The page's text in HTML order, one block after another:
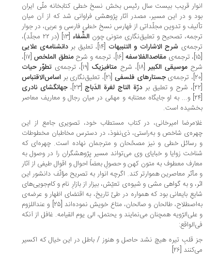
قریب بیست سال رئیس بخش نسخ خطی کتابخانه ملّی ایران
و در این مسیر، مصدر آثار پژوهشی فراوانی شد که از آن میان
و تدوین مجلّداتی از فهارس نسخ خطی فارسی و عربی، در جوار
تصحیح و تعلیق‌نگاری متونی چونالشِّفاء
[۱۳] (در ۲۲ مجلّد)،
شرح الاشارات و التنبیهات‌[۱۴]، تعلیق بر
دانشنامه‌ی علایی
مقاصدالفلاسفه[۱۶]، ترجمه و شرح منطق الملخص
[۱۷]،
موسیقی الکبیر[۱۸]، شرح متافیزیک[۱۹]، ترجمه‌ی
تطوّر حیات
جستارهای فلسفی[۲۱]، تعلیق‌نگاری بر
اساس‌الاقتباس
درّة التاج لغرة الدَباج [۲۳]،
جهانگشای نادری
[۲۴] و... به او جایگاه معتنابه و مهمّی در میان رجال و معاریف معاصر
است.
امیرخانی، در کتاب مستطاب خود، تصویری جامع از این
شاخص و به‌راستی، ذی‌نفوذ، در دسترس مخاطبان مخطوطات
رسائل خطی و نیز مصحّحان و مترجمان نهاده است. چهره‌ای که
زوایا و خبایای وی می‌تواند مسیر پژوهشگران را در وصول به
معطوف به متون کهن و حصولِ بعضاً احوال و اقوال طیفی از آثار
معاصرین هموارتر کند. اگرچه انوار به تصریح مؤلّف دانشور این
و به گواهی مشی و شیوه‌ی تعیّش، بیزار از بازارِ نام و کام‌جویی‌های
بایعانی بود که همواره در طیّ تاریخ، به اقتضای اظهار و عرضه‌ی
به‌اصطلاح، طالحان و صالحان، متاع خویش نموده‌اند [۲۵] و عنداللزوم
همچنان می‌نمایند و یحتمل، الی یوم القیامه. غافل از آنکه
قلبِ تیره هیچ نشد حاصل و هنوز / باطل در این خیال که اکسیر
[۲۶]